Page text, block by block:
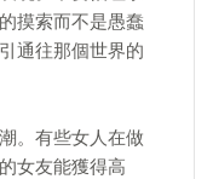
摸索而不是愚蠢
通往那個世界的
。有些女人在做
女友能獲得高